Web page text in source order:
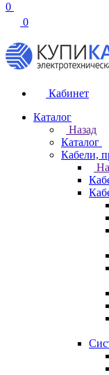
0
0
Кабинет
Каталог
Назад
Каталог
Кабели,